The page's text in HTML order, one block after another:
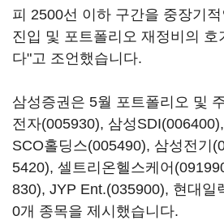
피 2500선 이하 구간을 중장기
진입 및 포트폴리오 재정비의 호
다"고 조언했습니다.
삼성증권은 5월 포트폴리오 및
전자(005930), 삼성SDI(006400),
SCO홀딩스(005490), 삼성전기
5420), 셀트리온헬스케어
830), JYP Ent.(035900), 현대일
0개 종목을 제시했습니다.